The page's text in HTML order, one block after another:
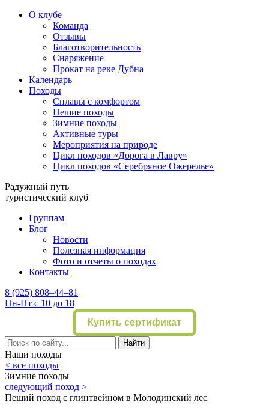
О клубе
Команда
Отзывы
Благотворительность
Снаряжение
Прокат на реке Дубна
Календарь
Походы
Сплавы с комфортом
Пешие походы
Зимние походы
Активные туры
Мероприятия на природе
Цикл походов «Дорога в Лавру»
Цикл походов «Серебряное Ожерелье»
Радужный путь
туристический клуб
Группам
Блог
Новости
Полезная информация
Фото и отчеты о походах
Контакты
8 (925) 808–44–81
Пн-Пт с 10 до 18
Купить сертификат
Найти
Наши походы
< все походы
Зимние походы
следующий поход >
Пеший поход с глинтвейном в Молодинский лес